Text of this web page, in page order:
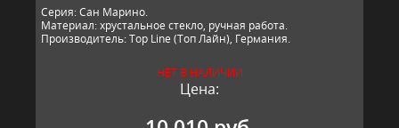
Серия: Сан Марино.
Материал: хрустальное стекло, ручная работа.
Производитель: Top Line (Топ Лайн), Германия.
НЕТ В НАЛИЧИИ
Цена: